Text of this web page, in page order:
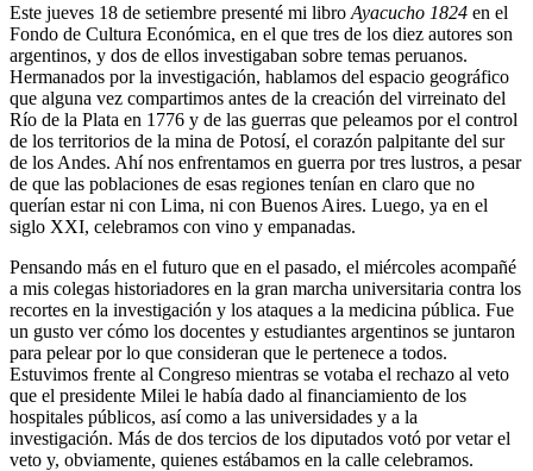
Este jueves 18 de setiembre presenté mi libro Ayacucho 1824 en el
Fondo de Cultura Económica, en el que tres de los diez autores son
argentinos, y dos de ellos investigaban sobre temas peruanos.
Hermanados por la investigación, hablamos del espacio geográfico
que alguna vez compartimos antes de la creación del virreinato del
Río de la Plata en 1776 y de las guerras que peleamos por el control
de los territorios de la mina de Potosí, el corazón palpitante del sur
de los Andes. Ahí nos enfrentamos en guerra por tres lustros, a pesar
de que las poblaciones de esas regiones tenían en claro que no
querían estar ni con Lima, ni con Buenos Aires. Luego, ya en el
siglo XXI, celebramos con vino y empanadas.
Pensando más en el futuro que en el pasado, el miércoles acompañé
a mis colegas historiadores en la gran marcha universitaria contra los
recortes en la investigación y los ataques a la medicina pública. Fue
un gusto ver cómo los docentes y estudiantes argentinos se juntaron
para pelear por lo que consideran que le pertenece a todos.
Estuvimos frente al Congreso mientras se votaba el rechazo al veto
que el presidente Milei le había dado al financiamiento de los
hospitales públicos, así como a las universidades y a la
investigación. Más de dos tercios de los diputados votó por vetar el
veto y, obviamente, quienes estábamos en la calle celebramos.